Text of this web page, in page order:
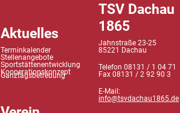
Aktuelles
Terminkalender
Stellenangebote
Sportstättenentwicklung
Kooperationskonzept
Ganztagsbetreuung
TSV Dachau
1865
Jahnstraße 23-25
85221 Dachau
Telefon 08131 / 1 04 71
Fax 08131 / 2 92 90 3
E-Mail:
info@tsvdachau1865.de